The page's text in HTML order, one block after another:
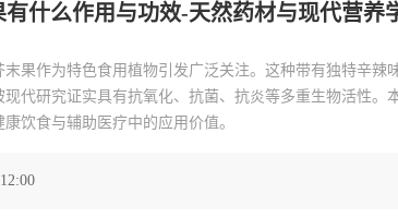
有什么作用与功效-天然药材与现代营养
果作为特色食用植物引发广泛关注。这种带有独特辛辣
代研究证实具有抗氧化、抗菌、抗炎等多重生物活性。
饮食与辅助医疗中的应用价值。